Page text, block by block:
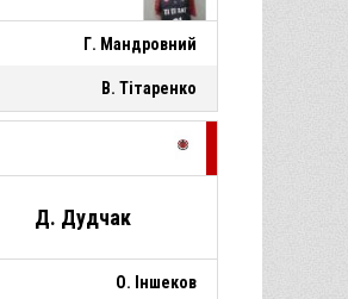
Г. Мандровний
В. Тітаренко
Д. Дудчак
О. Іншеков